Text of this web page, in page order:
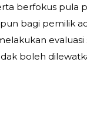
berfokus
bagi pemilik
boleh